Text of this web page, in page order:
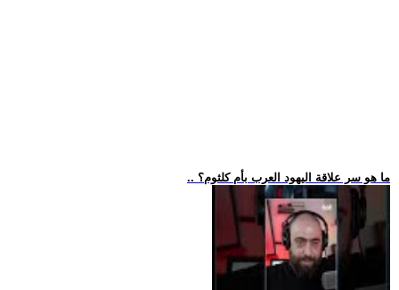
.. ما هو سر علاقة اليهود العرب بأم كلثوم؟